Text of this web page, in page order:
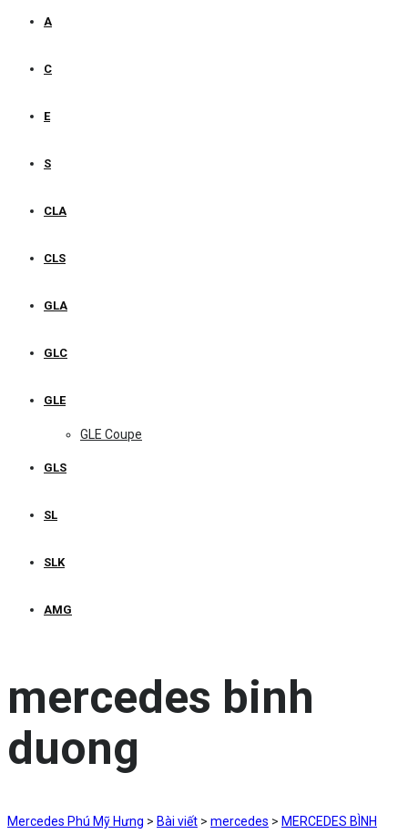
A
C
E
S
CLA
CLS
GLA
GLC
GLE
GLE Coupe
GLS
SL
SLK
AMG
mercedes binh
duong
Mercedes Phú Mỹ Hưng > Bài viết > mercedes > MERCEDES BÌNH